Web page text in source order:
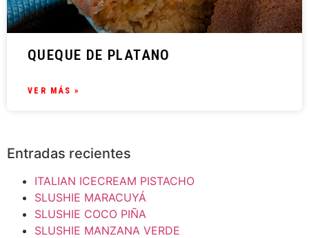
QUEQUE DE PLATANO
VER MÁS »
Entradas recientes
ITALIAN ICECREAM PISTACHO
SLUSHIE MARACUYÁ
SLUSHIE COCO PIÑA
SLUSHIE MANZANA VERDE